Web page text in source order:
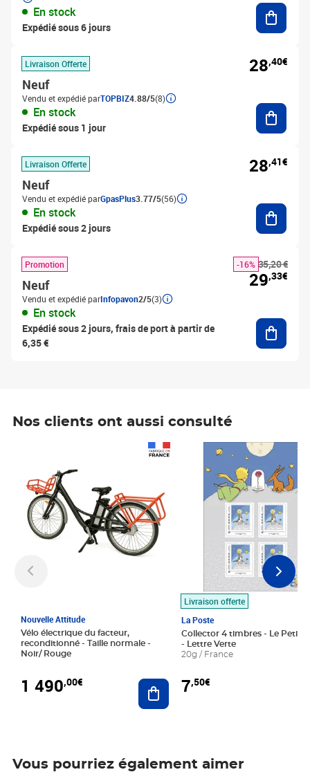
En stock
Expédié sous 6 jours
Livraison Offerte
Neuf
Vendu et expédié parTOPBIZ4.88/5(8)
En stock
Expédié sous 1 jour
28,40€
Livraison Offerte
Neuf
Vendu et expédié parGpasPlus3.77/5(56)
En stock
Expédié sous 2 jours
28,41€
Promotion
Neuf
Vendu et expédié parInfopavon2/5(3)
En stock
Expédié sous 2 jours, frais de port à partir de
6,35 €
35,20 €
-16%
29,33€
Nos clients ont aussi consulté
Nouvelle Attitude
Vélo électrique du facteur,
reconditionné - Taille normale -
Noir/ Rouge
1 490,00€ Ajouter au panier
Livraison offerte
La Poste
Collector 4 timbres - Le Petit
- Lettre Verte
20g / France
7,50€
Prix 7,50€
Vous pourriez également aimer